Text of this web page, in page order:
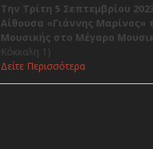
Την Τρίτη 5 Σεπτεμβρίου
Αίθουσα «Γιάννης Μαρίνος»
Μουσικής στο Μέγαρο
Κόκκαλη 1)
Δείτε Περισσότερα